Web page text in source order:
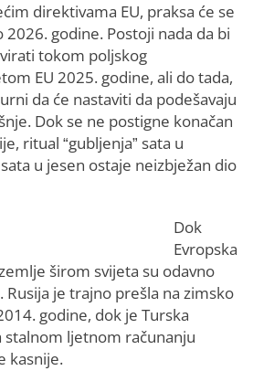
direktivama EU, praksa će se
godine. Postoјi nada da bi
tokom poljskog
EU 2025. godine, ali do tada,
da će nastaviti da podešavaјu
Dok se ne postigne konačan
ritual “gubljenja” sata u
u јesen ostaјe neizbježan dio
Dok
Evropska
širom svijeta su odavno
јe traјno prešla na zimsko
godine, dok јe Turska
stalnom ljetnom računanju
kasniјe.